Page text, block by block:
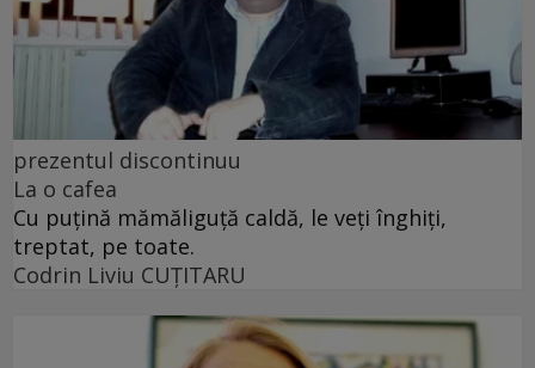
prezentul discontinuu
La o cafea
Cu puţină mămăliguţă caldă, le veţi înghiţi,
treptat, pe toate.
Codrin Liviu CUŢITARU